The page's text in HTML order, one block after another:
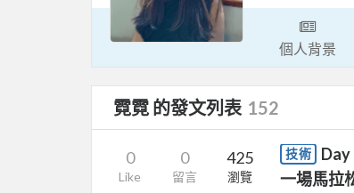
個人背景
霓霓 的發文列表 152
0
Like
0
留言
425
瀏覽
技術
Day
一場馬拉